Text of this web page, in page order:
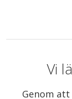
Vi
Genom